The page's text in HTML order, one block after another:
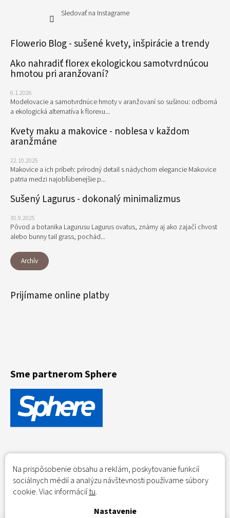
Na prispôsobenie obsahu a reklám, poskytovanie funkcií
sociálnych médií a analýzu návštevnosti používame súbory
cookie. Viac informáciítu.
Nastavenie
Sledovať na Instagrame
Flowerio Blog - sušené kvety, inšpirácie a trendy
Ako nahradiť florex ekologickou samotvrdnúcou
hmotou pri aranžovaní?
6.1.2026
Modelovacie a samotvrdnúce hmoty v aranžovaní so sušinou: odborná
a ekologická alternatíva k florexu...
Kvety maku a makovice - noblesa v každom
aranžmáne
22.10.2025
Makovice a ich príbeh: prírodný detail s nádychom elegancie Makovice
patria medzi najobľúbenejšie p...
Sušený Lagurus - dokonalý minimalizmus
30.9.2025
Pôvod a botanika Lagurusu Lagurus ovatus, známy aj ako zajačí chvost
alebo bunny tail grass, pochád...
Archív
Prijímame online platby
Sme partnerom Sphere